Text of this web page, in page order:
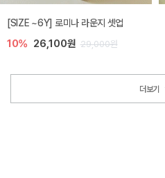
[SIZE ~6Y] 로미나 라운지 셋업
10% 26,100원 29,000원
더보기